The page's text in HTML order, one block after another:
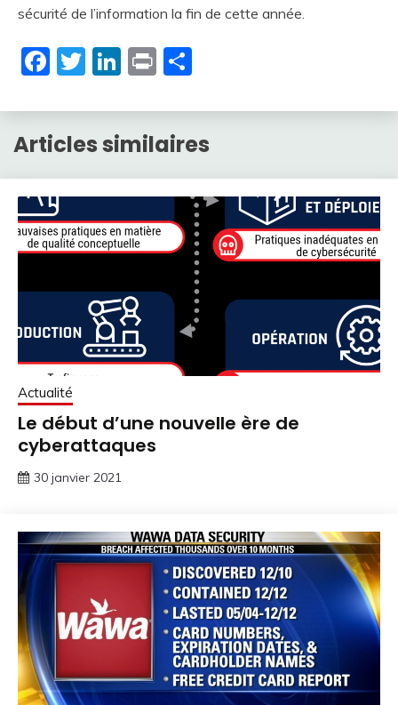
sécurité de l’information la fin de cette année.
Facebook
Twitter
LinkedIn
Print
Articles similaires
Actualité
Le début d’une nouvelle ère de
cyberattaques
30 janvier 2021